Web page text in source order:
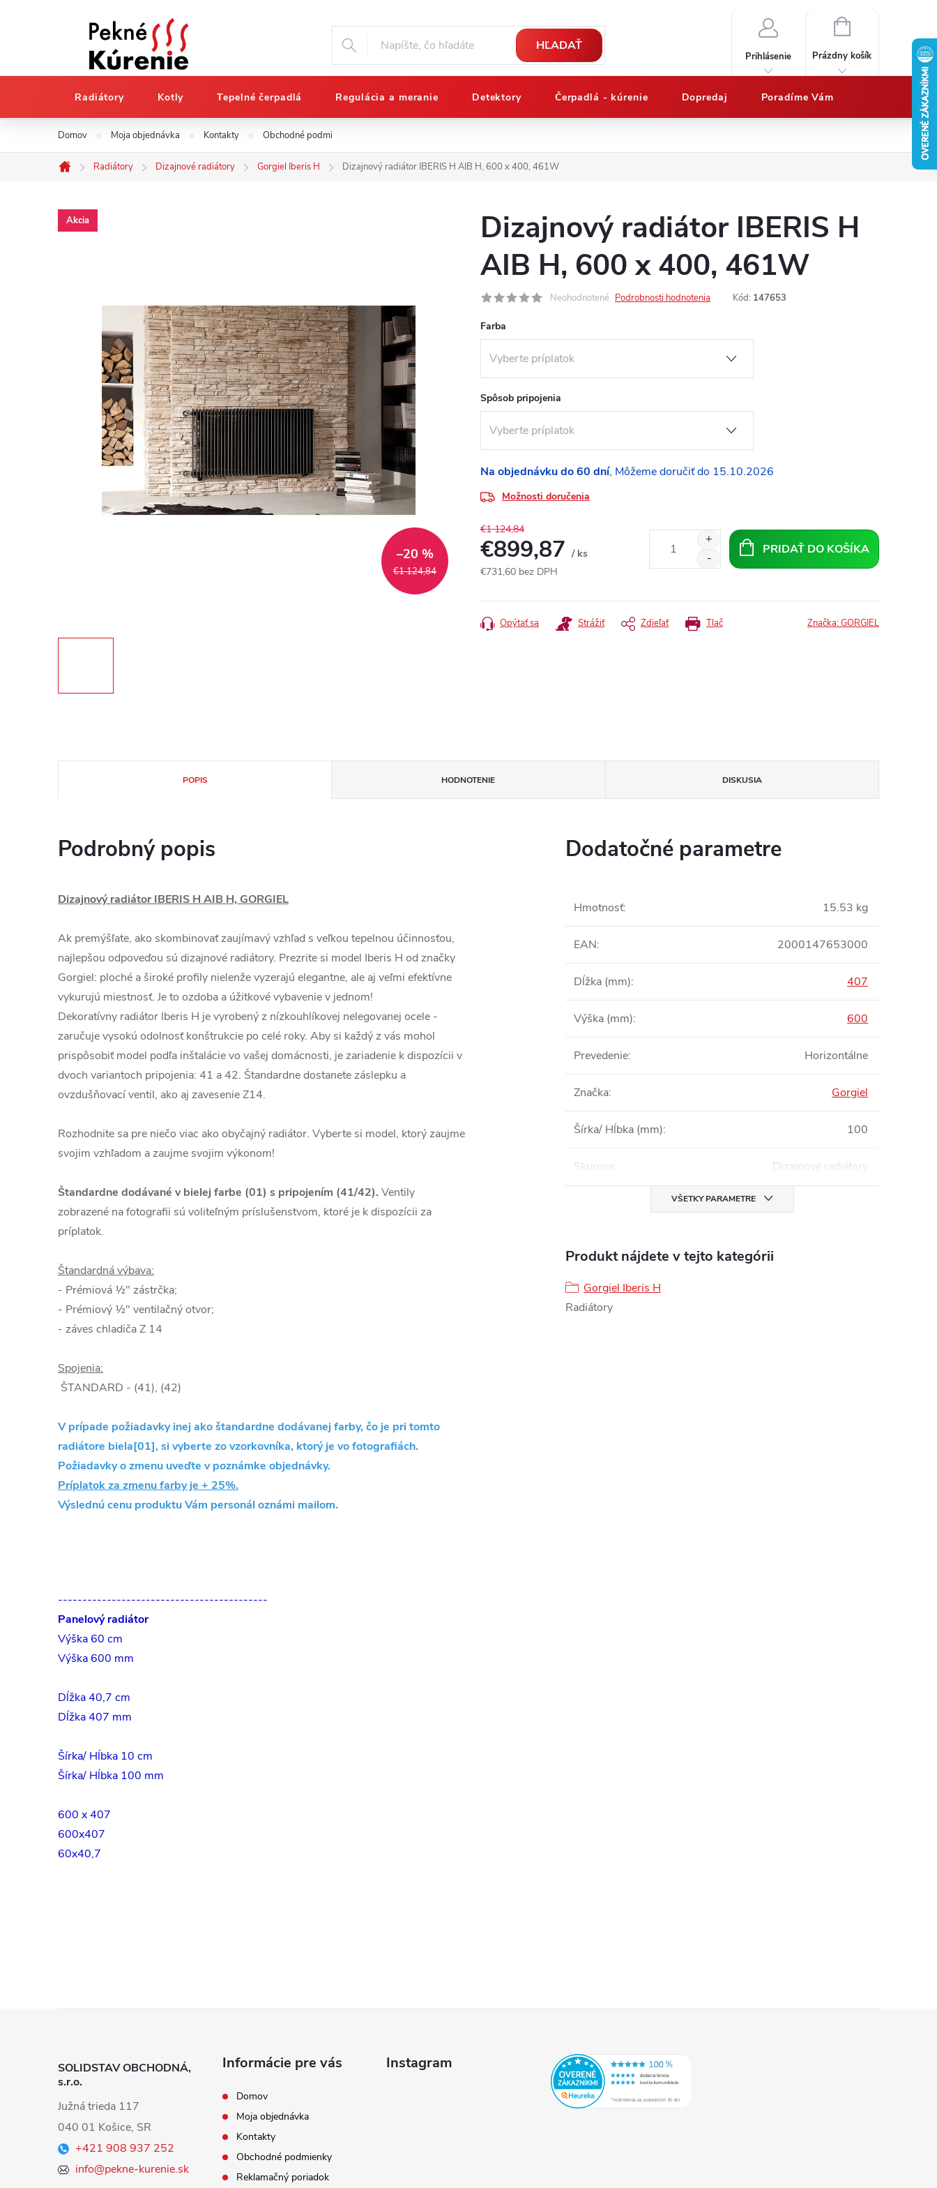
Domov Moja objednávka Kontakty Obchodné podmienky Vypočítajte
HĽADAŤ
Prihlásenie
NÁKUPNÝ
Prázdny košík
Radiátory Kotly Tepelné čerpadlá Regulácia a meranie Detektory Čerpadlá - kúrenie Dopredaj Poradíme Vám
Domov
Radiátory Dizajnové radiátory Gorgiel Iberis H Dizajnový radiátor IBERIS H AIB H, 600 x 400, 461W
Akcia
€1 124,84
–20 %
Dizajnový radiátor IBERIS H
AIB H, 600 x 400, 461W
Neohodnotené Podrobnosti hodnotenia Kód: 147653
Farba
Spôsob pripojenia
Na objednávku do 60 dní 15.10.2026
Možnosti doručenia
€1 124,84
€899,87 / ks
€731,60 bez DPH
cena:
PRIDAŤ DO KOŠÍKA
Tlač
Opýtať sa Strážiť Zdieľať Značka:GORGIEL
POPIS HODNOTENIE DISKUSIA
Podrobný popis
Dizajnový radiátor IBERIS H AIB H, GORGIEL
Ak premýšľate, ako skombinovať zaujímavý vzhľad s veľkou tepelnou účinnosťou,
najlepšou odpoveďou sú dizajnové radiátory. Prezrite si model Iberis H od značky
Gorgiel: ploché a široké profily nielenže vyzerajú elegantne, ale aj veľmi efektívne
vykurujú miestnosť. Je to ozdoba a úžitkové vybavenie v jednom!
Dekoratívny radiátor Iberis H je vyrobený z nízkouhlíkovej nelegovanej ocele -
zaručuje vysokú odolnosť konštrukcie po celé roky. Aby si každý z vás mohol
prispôsobiť model podľa inštalácie vo vašej domácnosti, je zariadenie k dispozícii v
dvoch variantoch pripojenia: 41 a 42. Štandardne dostanete záslepku a
ovzdušňovací ventil, ako aj zavesenie Z14.
Rozhodnite sa pre niečo viac ako obyčajný radiátor. Vyberte si model, ktorý zaujme
svojim vzhľadom a zaujme svojim výkonom!
Štandardne dodávané v bielej farbe (01) s pripojením (41/42). Ventily
zobrazené na fotografii sú voliteľným príslušenstvom, ktoré je k dispozícii za
príplatok.
Štandardná výbava:
- Prémiová ½" zástrčka;
- Prémiový ½" ventilačný otvor;
- záves chladiča Z 14
Spojenia:
ŠTANDARD - (41), (42)
V prípade požiadavky inej ako štandardne dodávanej farby, čo je pri tomto
radiátore biela[01], si vyberte zo vzorkovníka, ktorý je vo fotografiách.
Požiadavky o zmenu uveďte v poznámke objednávky.
Príplatok za zmenu farby je + 25%.
Výslednú cenu produktu Vám personál oznámi mailom.
-------------------------------------------
Panelový radiátor
Výška 60 cm
Výška 600 mm
Dĺžka 40,7 cm
Dĺžka 407 mm
Šírka/ Hĺbka 10 cm
Šírka/ Hĺbka 100 mm
600 x 407
600x407
60x40,7
Dodatočné parametre
Hmotnosť: 15.53 kg
EAN: 2000147653000
Dĺžka (mm): 407
Výška (mm): 600
Prevedenie: Horizontálne
Značka: Gorgiel
Šírka/ Hĺbka (mm): 100
Skupina: Dizajnové radiátory
VŠETKY PARAMETRE
Produkt nájdete v tejto kategórii
Gorgiel Iberis H
Radiátory
SOLIDSTAV OBCHODNÁ,
s.r.o.
Južná trieda 117
040 01 Košice, SR
+421 908 937 252
info@pekne-kurenie.sk
Informácie pre vás
Domov
Moja objednávka
Kontakty
Obchodné podmienky
Reklamačný poriadok
Instagram